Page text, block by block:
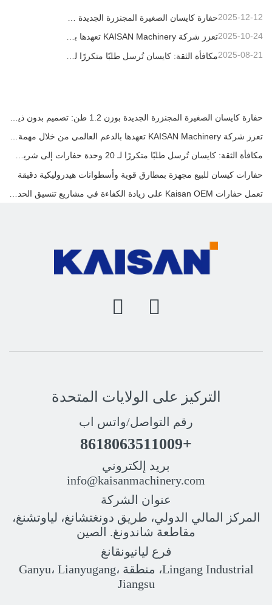
2025-12-12
تعزز شركة KAISAN Machinery تعهدها بالدعم العالمي من خلال مهمة فنية استباقية في 2025-10-24
2025-08-21
مكافأة الثقة: كايسان تُرسل طلبًا متكررًا لـ 20 وحدة حفارات إلى شريك برتغالي طويل الأمد
حفارات كيسان للبيع مجهزة بمطارق قوية وأسطوانات هيدروليكية دقيقة
التركيز على الولايات المتحدة
رقم التواصل/واتس اب
+8618063511009
بريد إلكتروني
info@kaisanmachinery.com
عنوان الشركة
المركز المالي الدولي، طريق دونغتشانغ، لياوتشنغ،
مقاطعة شاندونغ. الصين
فرع ليانيونقانغ
Lingang Industrial، منطقة Ganyu، Lianyugang،
Jiangsu